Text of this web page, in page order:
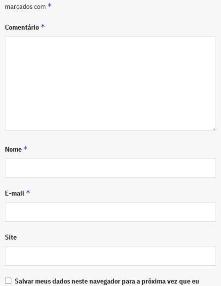
marcados com *
Comentário *
Nome *
E-mail *
Site
Salvar meus dados neste navegador para a próxima vez que eu